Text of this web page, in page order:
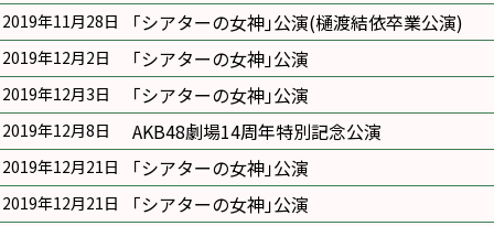
2019年11月28日 ｢シアターの女神｣公演(樋渡結依卒業公演)
2019年12月2日 ｢シアターの女神｣公演
2019年12月3日 ｢シアターの女神｣公演
2019年12月8日 AKB48劇場14周年特別記念公演
2019年12月21日 ｢シアターの女神｣公演
2019年12月21日 ｢シアターの女神｣公演